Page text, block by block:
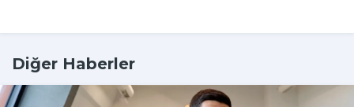
Diğer Haberler